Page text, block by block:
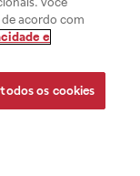
acordo com
e
os cookies